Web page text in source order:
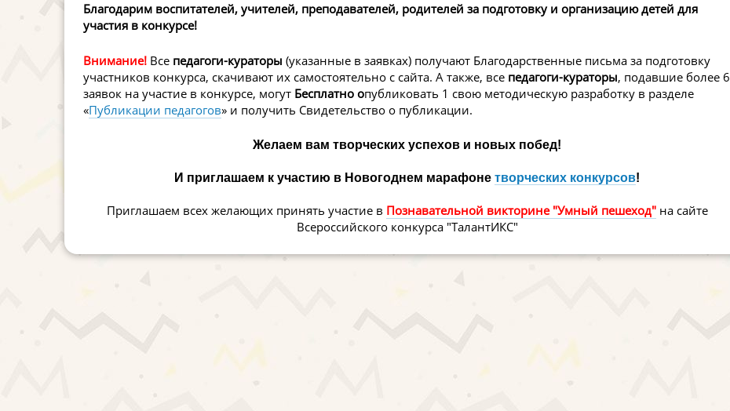
Благодарим воспитателей, учителей, преподавателей, родителей за подготовку и организацию детей для
участия в конкурсе!
Внимание! Все педагоги-кураторы (указанные в заявках) получают Благодарственные письма за подготовку
участников конкурса, скачивают их самостоятельно с сайта. А также, все педагоги-кураторы, подавшие более 6
заявок на участие в конкурсе, могут Бесплатно опубликовать 1 свою методическую разработку в разделе
«Публикации педагогов» и получить Свидетельство о публикации.
Желаем вам творческих успехов и новых побед!
И приглашаем к участию в Новогоднем марафонетворческих конкурсов!
Приглашаем всех желающих принять участие в Познавательной викторине "Умный пешеход"на сайте
Всероссийского конкурса "ТалантИКС"